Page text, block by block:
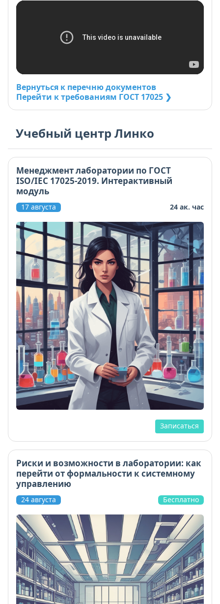
Вернуться к перечню документов
Перейти к требованиям ГОСТ 17025 ❯
Учебный центр Линко
Менеджмент лаборатории по ГОСТ
ISO/IEC 17025-2019. Интерактивный
модуль
17 августа 24 ак. час
Записаться
Риски и возможности в лаборатории: как
перейти от формальности к системному
управлению
24 августа Бесплатно